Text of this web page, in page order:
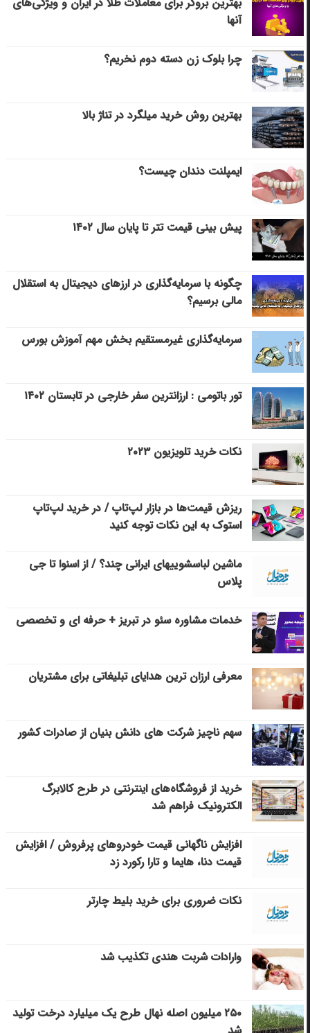
آنها
چرا بلوک زن دسته دوم نخریم؟
بهترین روش خرید میلگرد در تناژ بالا
ایمپلنت دندان چیست؟
پیش بینی قیمت تتر تا پایان سال ۱۴۰۲
چگونه با سرمایه‌گذاری در ارزهای دیجیتال به استقلال
مالی برسیم؟
سرمایه‌گذاری غیرمستقیم بخش مهم آموزش بورس
تور باتومی : ارزانترین سفر خارجی در تابستان ۱۴۰۲
نکات خرید تلویزیون ۲۰۲۳
ریزش قیمت‌ها در بازار لپ‌تاپ / در خرید لپ‌تاپ
استوک به این نکات توجه کنید
ماشین لباسشویی‎های ایرانی چند؟ / از اسنوا تا جی
پلاس
خدمات مشاوره سئو در تبریز + حرفه ای و تخصصی
معرفی ارزان ترین هدایای تبلیغاتی برای مشتریان
سهم ناچیز شرکت های دانش بنیان از صادرات کشور
خرید از فروشگاه‌های اینترنتی در طرح کالابرگ
الکترونیک فراهم شد
افزایش ناگهانی قیمت خودروهای پرفروش / افزایش
قیمت دنا، هایما و تارا رکورد زد
نکات ضروری برای خرید بلیط چارتر
وارادات شربت هندی تکذیب شد
۲۵۰ میلیون اصله نهال طرح یک میلیارد درخت تولید